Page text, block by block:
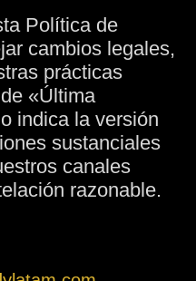
Política de
cambios legales,
prácticas
«Última
indica la versión
sustanciales
canales
razonable.